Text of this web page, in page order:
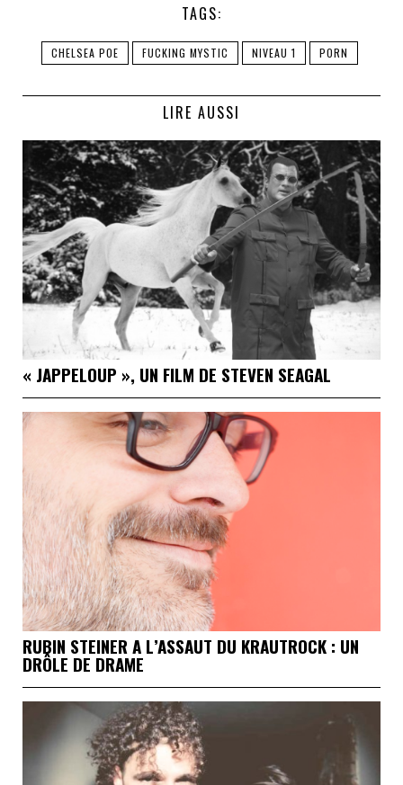
TAGS:
CHELSEA POE FUCKING MYSTIC NIVEAU 1 PORN
LIRE AUSSI
« JAPPELOUP », UN FILM DE STEVEN SEAGAL
RUBIN STEINER A L’ASSAUT DU KRAUTROCK : UN
DRÔLE DE DRAME